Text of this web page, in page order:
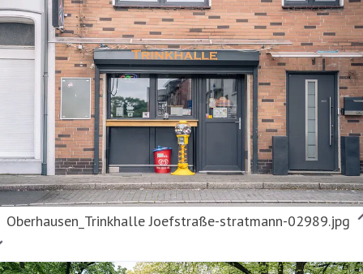
Oberhausen_Trinkhalle Joefstraße-stratmann-02989.jpg